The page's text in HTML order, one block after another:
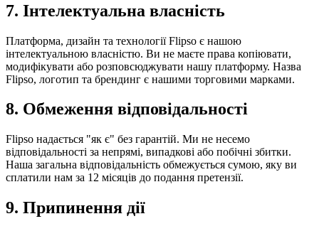
7. Інтелектуальна власність
Платформа, дизайн та технології Flipso є нашою
інтелектуальною власністю. Ви не маєте права копіювати,
модифікувати або розповсюджувати нашу платформу. Назва
Flipso, логотип та брендинг є нашими торговими марками.
8. Обмеження відповідальності
Flipso надається "як є" без гарантій. Ми не несемо
відповідальності за непрямі, випадкові або побічні збитки.
Наша загальна відповідальність обмежується сумою, яку ви
сплатили нам за 12 місяців до подання претензії.
9. Припинення дії